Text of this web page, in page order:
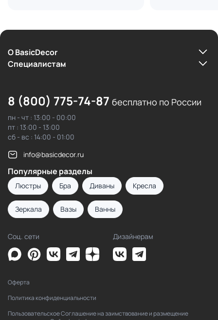
О BasicDecor
Cпециалистам
8 (800) 775-74-87 бесплатно по России
пн - чт : 13:00 - 00:00
пт : 13:00 - 13:00
сб - вс : 14:00 - 01:00
info@basicdecor.ru
Популярные разделы
Люстры Бра Диваны Кресла
Зеркала Вазы Ванны
Соц. сети Дизайнерам
Оферта
Политика конфиденциальности
Пользовательское Соглашение на заимствование и размещение